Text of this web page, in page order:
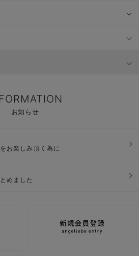
お知らせ
お楽しみ頂く為に
めました